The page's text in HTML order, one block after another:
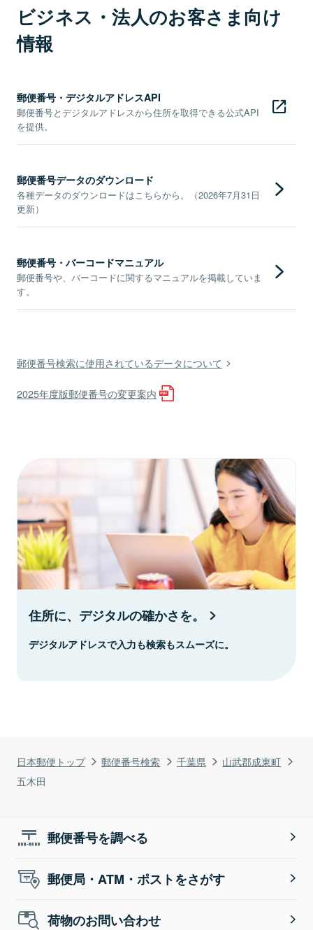
日本郵便トップ 郵便番号検索 千葉県
山武郡成東町
五木田
ビジネス・法人のお客さま向け
情報
郵便番号・デジタルアドレスAPI
郵便番号とデジタルアドレスから住所を取得できる公式API
を提供。
郵便番号データのダウンロード
各種データのダウンロードはこちらから。（2026年7月31日
更新）
郵便番号・バーコードマニュアル
郵便番号や、バーコードに関するマニュアルを掲載していま
す。
郵便番号検索に使用されているデータについて
2025年度版郵便番号の変更案内
住所に、デジタルの確かさを。
デジタルアドレスで入力も検索もスムーズに。
郵便番号を調べる
郵便局・ATM・ポストをさがす
荷物のお問い合わせ